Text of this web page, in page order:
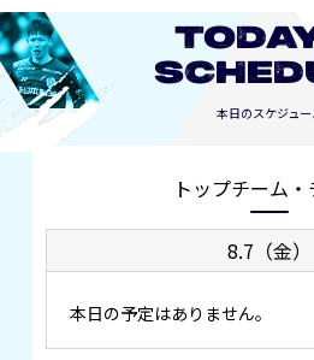
本日のスケジュー
トップチーム
8.7（金）
本日の予定はありません。